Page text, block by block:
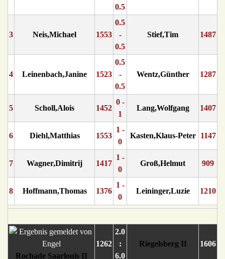
0.5
3 Neis,Michael 1553
0.5
-
0.5
Stief,Tim 1487
4 Leinenbach,Janine 1523
0.5
-
0.5
Wentz,Günther 1287
5 Scholl,Alois 1452
0 -
1
Lang,Wolfgang 1407
6 Diehl,Matthias 1553
1 -
0
Kasten,Klaus-Peter 1147
7 Wagner,Dimitrij 1417
1 -
0
Groß,Helmut 909
8 Hoffmann,Thomas 1376
1 -
0
Leininger,Luzie 1210
Rochade Saarlouis II
1262
2.0
:
6.0
Riegelsberg II 1606